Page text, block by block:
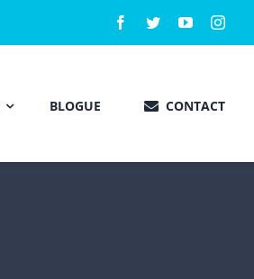
BLOGUE CONTACT